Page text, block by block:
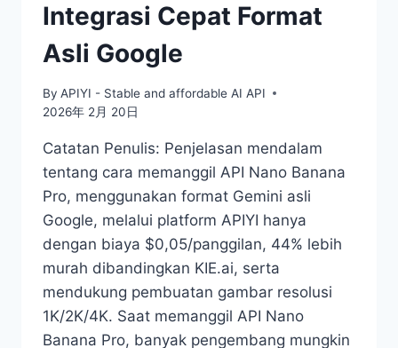
Integrasi Cepat Format
Asli Google
By APIYI - Stable and affordable AI API
2026年 2月 20日
Catatan Penulis: Penjelasan mendalam
tentang cara memanggil API Nano Banana
Pro, menggunakan format Gemini asli
Google, melalui platform APIYI hanya
dengan biaya $0,05/panggilan, 44% lebih
murah dibandingkan KIE.ai, serta
mendukung pembuatan gambar resolusi
1K/2K/4K. Saat memanggil API Nano
Banana Pro, banyak pengembang mungkin